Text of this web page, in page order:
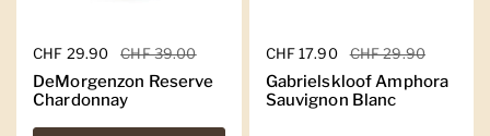
Regulärer Preis
CHF 29.90 Sale-Preis
CHF 39.00
DeMorgenzon Reserve
Chardonnay
Regulärer Preis
CHF 17.90 Sale-Preis
CHF 29.90
Gabrielskloof Amphora
Sauvignon Blanc